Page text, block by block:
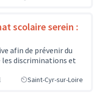
scolaire serein :
afin de prévenir du
discriminations et
Saint-Cyr-sur-Loire